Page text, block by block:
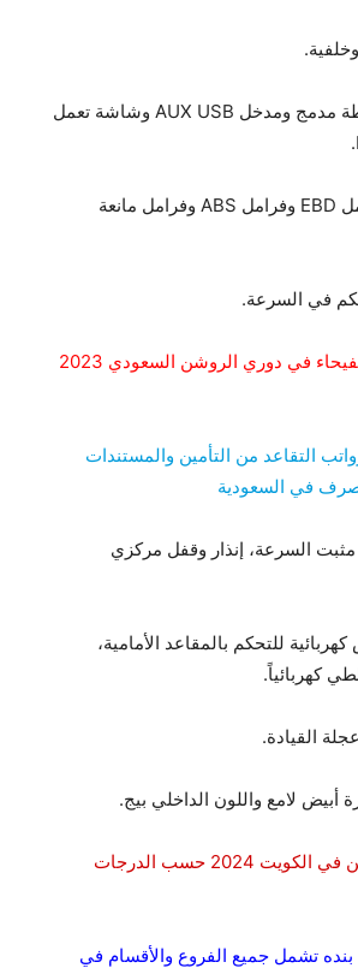
مشغل أقراص مضغوطة مدمج ومدخل AUX USB وشاشة تعمل
نظام توزيع قوة الفرامل EBD وفرامل ABS وفرامل مانعة
في السرعة.
موعد مباراة الفتح والفيحاء في دوري الروشن السعودي 2023
التقاعد من التأمين والمستندات
في السعودية
السرعة، إنذار وقفل مركزي
للتحكم بالمقاعد الأمامية،
كهربائياً.
القيادة.
أبيض لامع واللون الداخلي بيج.
سلم رواتب المحاسبين في الكويت 2024 حسب الدرجات
تشمل جميع الفروع والأقسام في